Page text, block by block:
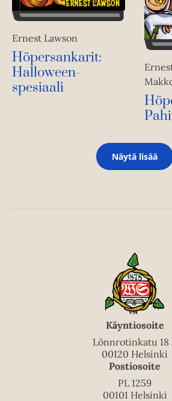
Ernest Lawson
Höpersankarit:
Halloween-
spesiaali
Näytä lisää
Käyntiosoite
Lönnrotinkatu 18
00120 Helsinki
Postiosoite
PL 1259
00101 Helsinki